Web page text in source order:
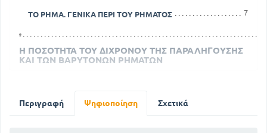
ΤΟ ΡΗΜΑ. ΓΕΝΙΚΑ ΠΕΡΙ ΤΟΥ ΡΗΜΑΤΟΣ 7
Η ΠΟΣΟΤΗΤΑ ΤΟΥ ΔΙΧΡΟΝΟΥ ΤΗΣ ΠΑΡΑΛΗΓΟΥΣΗΣ
ΚΑΙ ΤΩΝ ΒΑΡΥΤΟΝΩΝ ΡΗΜΑΤΩΝ
ΚΑΙ ΤΩΝ ΒΑΡΥΤΟΝΩΝ ΡΗΜΑΤΩΝ
Περιγραφή Ψηφιοποίηση Σχετικά